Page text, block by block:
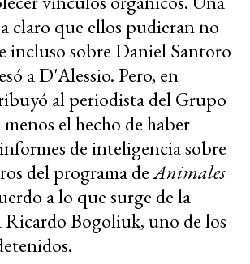
claro que ellos pudieran no
incluso sobre Daniel Santoro
a D'Alessio. Pero, en
al periodista del Grupo
el hecho de haber
de inteligencia sobre
del programa deAnimales
a lo que surge de la
Bogoliuk, uno de los